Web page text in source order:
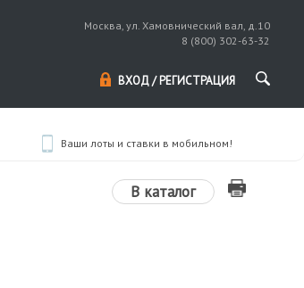
Москва, ул. Хамовнический вал, д.10
8 (800) 302-63-32
ВХОД / РЕГИСТРАЦИЯ
Ваши лоты и ставки в мобильном!
В каталог